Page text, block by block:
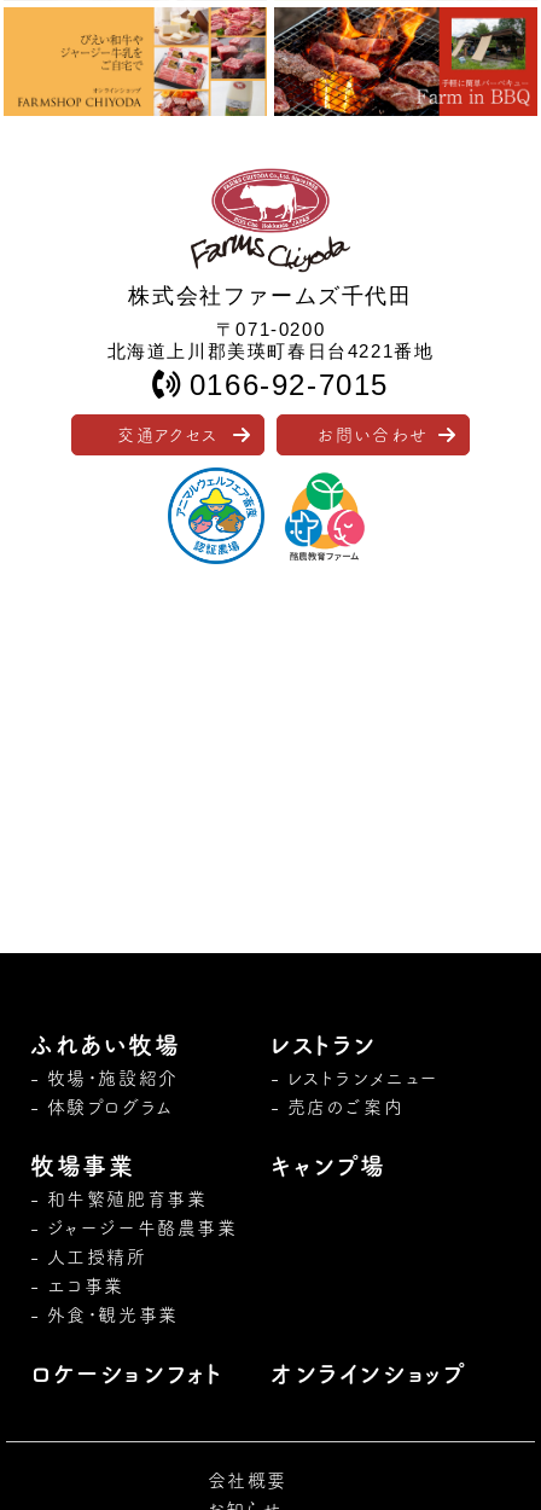
株式会社ファームズ千代田
〒071-0200
北海道上川郡美瑛町春日台4221番地
0166-92-7015
交通アクセス お問い合わせ
ふれあい牧場
牧場・施設紹介
体験プログラム
レストラン
レストランメニュー
売店のご案内
牧場事業
和牛繁殖肥育事業
ジャージー牛酪農事業
人工授精所
エコ事業
外食・観光事業
キャンプ場
ロケーションフォト オンラインショップ
会社概要